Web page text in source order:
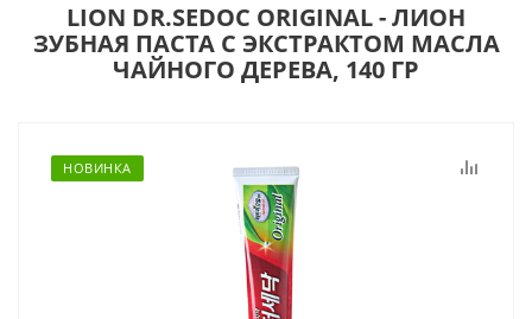
LION DR.SEDOC ORIGINAL - ЛИОН
ЗУБНАЯ ПАСТА С ЭКСТРАКТОМ МАСЛА
ЧАЙНОГО ДЕРЕВА, 140 ГР
НОВИНКА